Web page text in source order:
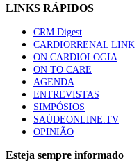
Quase quatro em
87 visualizações
Trodelvy
mama triplo
elegíveis para
61 visualizações
MAIS NOTÍCIAS
LINKS RÁPIDOS
CRM Digest
CARDIORRENAL LINK
ON CARDIOLOGIA
ON TO CARE
AGENDA
ENTREVISTAS
SIMPÓSIOS
SAÚDEONLINE.TV
OPINIÃO
Esteja sempre informado